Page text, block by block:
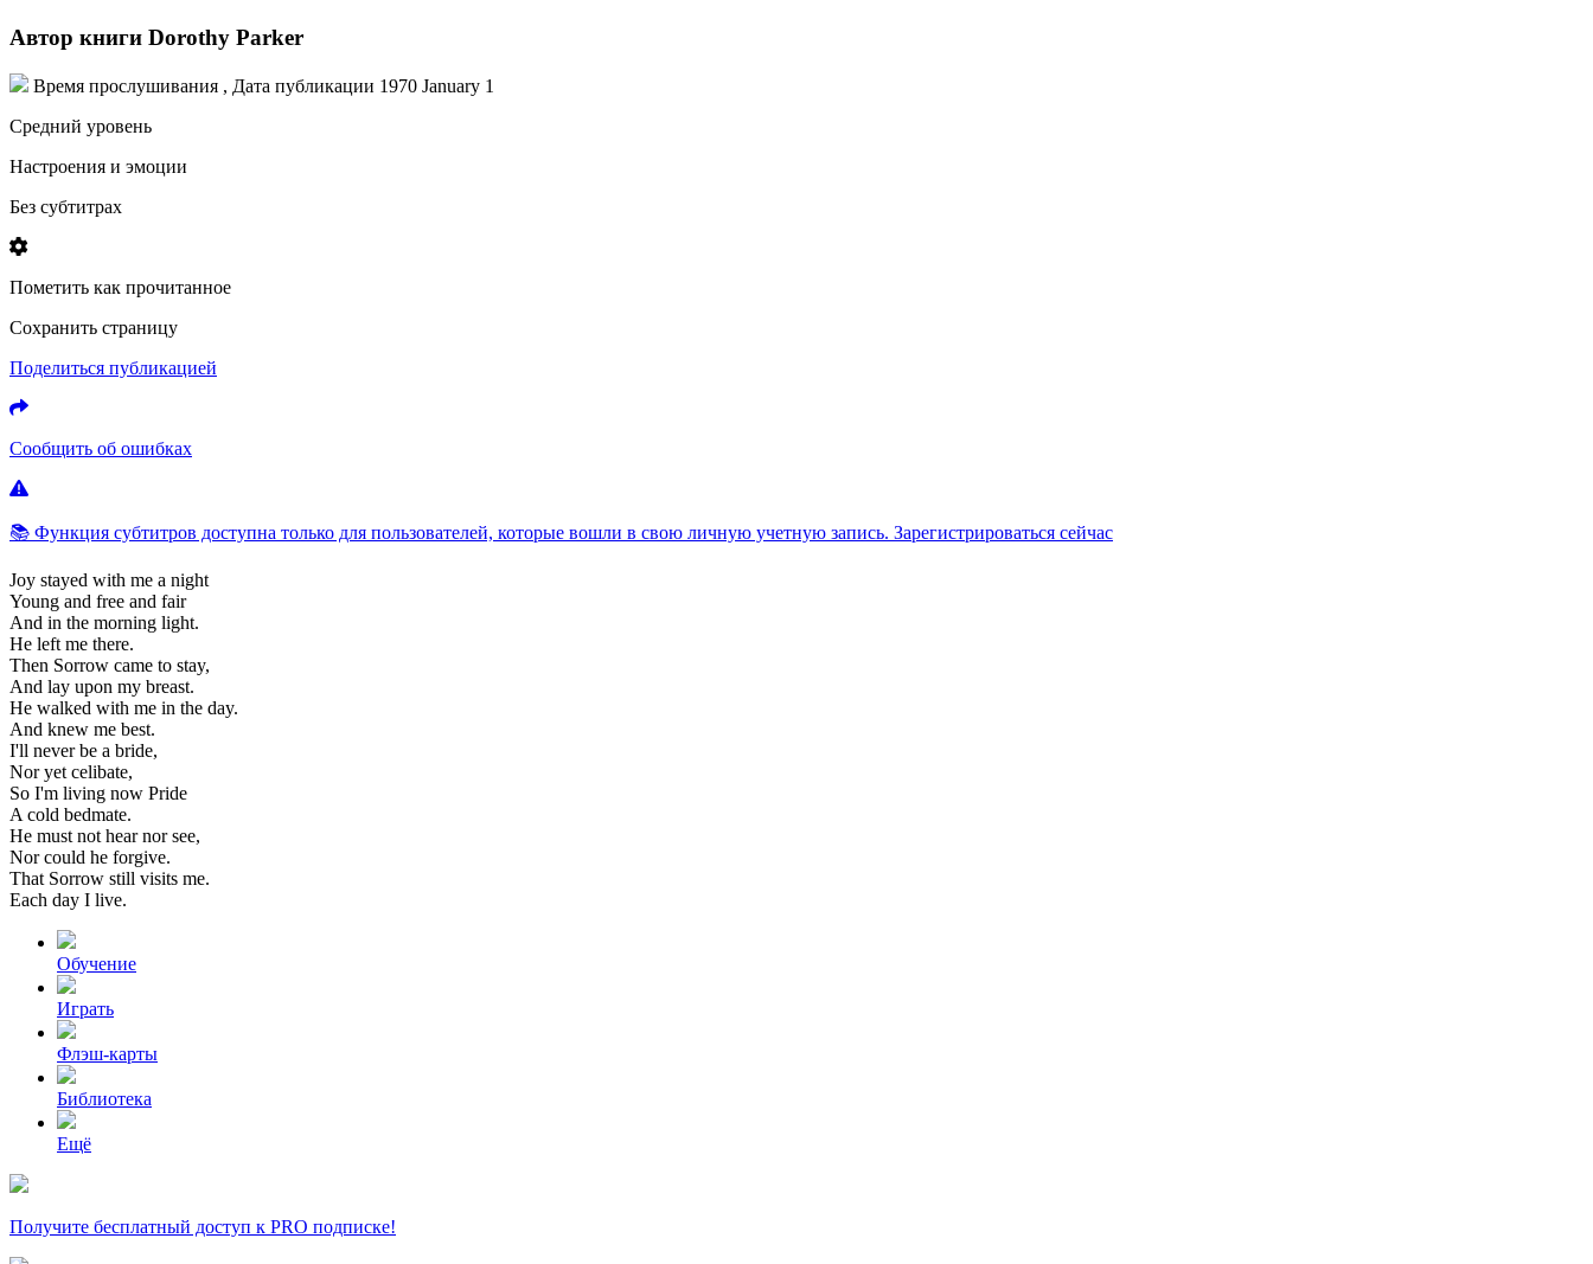
Автор книги Dorothy Parker
Время прослушивания , Дата публикации 1970 January 1
Средний уровень
Настроения и эмоции
Без субтитрах
Пометить как прочитанное
Сохранить страницу
Поделиться публикацией
Сообщить об ошибках
📚 Функция субтитров доступна только для пользователей, которые вошли в свою личную учетную запись. Зарегистрироваться сейчас
Joy stayed with me a night
Young and free and fair
And in the morning light.
He left me there.
Then Sorrow came to stay,
And lay upon my breast.
He walked with me in the day.
And knew me best.
I'll neverbe a bride,
Noryet celibate,
So I'm living now Pride
A cold bedmate.
He must not hearnorsee,
Norcould he forgive.
That Sorrow still visits me.
Each day I live.
Обучение
Играть
Флэш-карты
Библиотека
Ещё
Получите бесплатный доступ к PRO подписке!